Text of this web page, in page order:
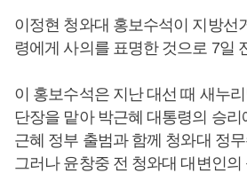
이정현 청와대 홍보수석이 지방선
령에게 사의를 표명한 것으로 7일
이 홍보수석은 지난 대선 때 새누
단장을 맡아 박근혜 대통령의 승
근혜 정부 출범과 함께 청와대 정
그러나 윤창중 전 청와대 대변인의